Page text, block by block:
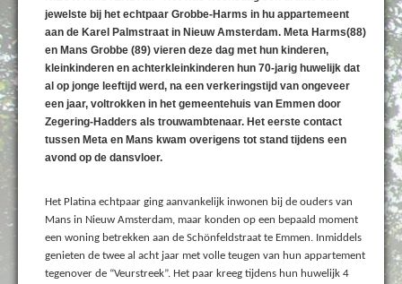
jewelste bij het echtpaar Grobbe-Harms in hu appartemeent
aan de Karel Palmstraat in Nieuw Amsterdam. Meta Harms(88)
en Mans Grobbe (89) vieren deze dag met hun kinderen,
kleinkinderen en achterkleinkinderen hun 70-jarig huwelijk dat
al op jonge leeftijd werd, na een verkeringstijd van ongeveer
een jaar, voltrokken in het gemeentehuis van Emmen door
Zegering-Hadders als trouwambtenaar. Het eerste contact
tussen Meta en Mans kwam overigens tot stand tijdens een
avond op de dansvloer.
Het Platina echtpaar ging aanvankelijk inwonen bij de ouders van
Mans in Nieuw Amsterdam, maar konden op een bepaald moment
een woning betrekken aan de Schönfeldstraat te Emmen. Inmiddels
genieten de twee al acht jaar met volle teugen van hun appartement
tegenover de “Veurstreek”. Het paar kreeg tijdens hun huwelijk 4